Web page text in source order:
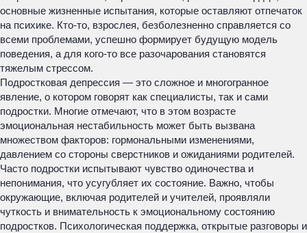
основные жизненные испытания, которые оставляют отпечаток
на психике. Кто-то, взрослея, безболезненно справляется со
всеми проблемами, успешно формирует будущую модель
поведения, а для кого-то все разочарования становятся
тяжелым стрессом.
Подростковая депрессия — это сложное и многогранное
явление, о котором говорят как специалисты, так и сами
подростки. Многие отмечают, что в этом возрасте
эмоциональная нестабильность может быть вызвана
множеством факторов: гормональными изменениями,
давлением со стороны сверстников и ожиданиями родителей.
Часто подростки испытывают чувство одиночества и
непонимания, что усугубляет их состояние. Важно, чтобы
окружающие, включая родителей и учителей, проявляли
чуткость и внимательность к эмоциональному состоянию
подростков. Психологическая поддержка, открытые разговоры и